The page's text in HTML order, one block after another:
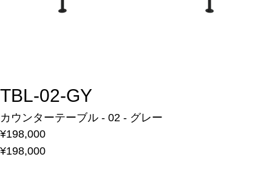
TBL-02-GY
カウンターテーブル - 02 - グレー
¥198,000
¥198,000